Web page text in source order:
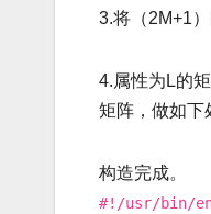
3.将（2M+1
4.属性为L的
矩阵，做如下
构造完成。
#!/usr/bin/